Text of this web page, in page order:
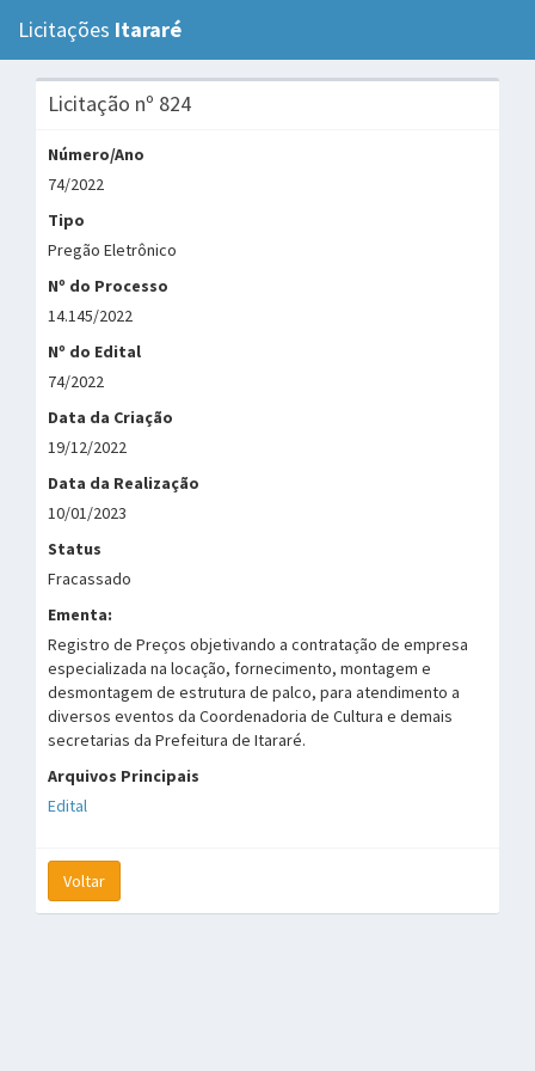
Licitações Itararé
Licitação nº 824
Número/Ano
74/2022
Tipo
Pregão Eletrônico
Nº do Processo
14.145/2022
Nº do Edital
74/2022
Data da Criação
19/12/2022
Data da Realização
10/01/2023
Status
Fracassado
Ementa:
Registro de Preços objetivando a contratação de empresa
especializada na locação, fornecimento, montagem e
desmontagem de estrutura de palco, para atendimento a
diversos eventos da Coordenadoria de Cultura e demais
secretarias da Prefeitura de Itararé.
Arquivos Principais
Edital
Voltar